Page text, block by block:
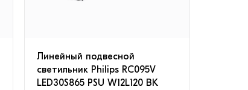
Линейный подвесной
светильник Philips RC095V
LED30S865 PSU W12L120 BK